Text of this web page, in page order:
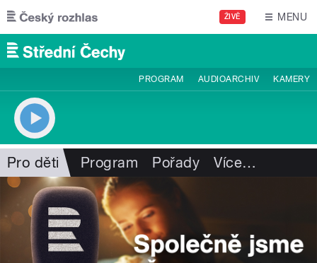
Přejít k hlavnímu obsahu
ŽIVĚ MENU
PROGRAM AUDIOARCHIV KAMERY
Pro děti Program Pořady Více…